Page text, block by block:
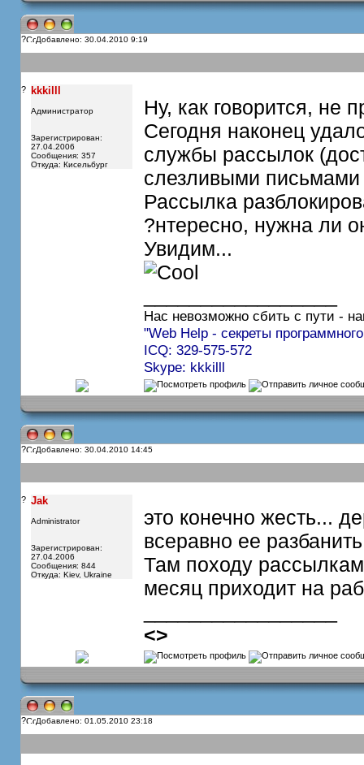
? Добавлено: 30.04.2010 9:19
? kkkilll
Администратор
Зарегистрирован:
27.04.2006
Сообщения: 357
Откуда: Кисельбург
Ну, как говорится, не
Сегодня наконец
службы рассылок
слезливыми
Рассылка
?нтересно, нужна ли
Увидим...
Нас невозможно сбить с пути -
"Web Help - секреты
ICQ: 329-575-572
Skype: kkkilll
? Добавлено: 30.04.2010 14:45
? Jak
Administrator
Зарегистрирован:
27.04.2006
Сообщения: 844
Откуда: Kiev, Ukraine
это конечно жесть...
всеравно ее
Там походу
месяц приходит на
<>
? Добавлено: 01.05.2010 23:18